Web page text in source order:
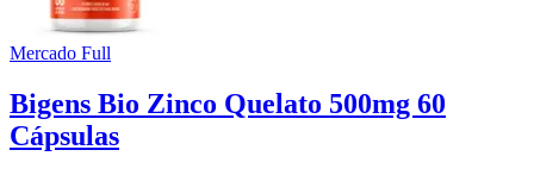
Mercado Full
Bigens Bio Zinco Quelato 500mg 60
Cápsulas